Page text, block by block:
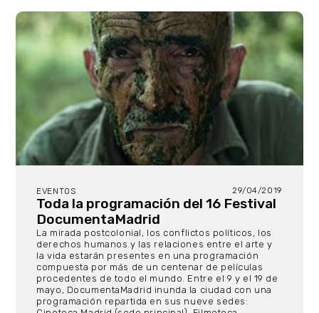
EVENTOS 29/04/2019
Toda la programación del 16 Festival
DocumentaMadrid
La mirada postcolonial, los conflictos políticos, los
derechos humanos y las relaciones entre el arte y
la vida estarán presentes en una programación
compuesta por más de un centenar de películas
procedentes de todo el mundo. Entre el 9 y el 19 de
mayo, DocumentaMadrid inunda la ciudad con una
programación repartida en sus nueve sedes: